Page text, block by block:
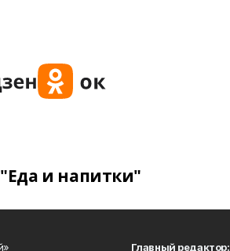
и напитки"
Главный редактор: